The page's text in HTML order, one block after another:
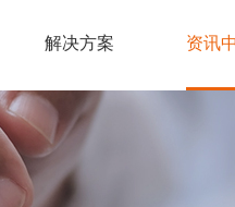
解决方案 资讯